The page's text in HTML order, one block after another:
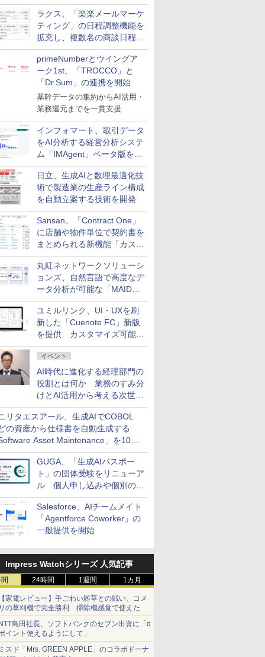
送信防止アドインサービス」
を提供
ラクス、「楽楽メールマーケ
ティング」の日程調整機能を
拡充し、複数名の商談日程調
整を効率化
primeNumberとウイングア
ーク1st、「TROCCO」と
「Dr.Sum」の連携を開始
基幹データの集約からAI活用・
業務還元までを一貫支援
インフォマート、取引データ
をAI分析する経営分析システ
ム「IMAgent」ベータ版を提
供
日立、生成AIと数理最適化技
術で製造業の生産ライン構成
を自動立案する技術を開発
Sansan、「Contract One」
に店舗や物件単位で契約書を
まとめられる新機能「カスタ
ム契約ツリー」を追加
丸紅ネットワークソリューシ
ョンズ、自然言語で高度なデ
ータ分析が可能な「MAIDOA
AI ASSIST」を9月より提供
ユミルリンク、UI・UXを刷
新した「Cuenote FC」新版
を提供 カスタマイズ可能な
ダッシュボード画面を搭載
イベント
AI時代に進化する経理部門の
役割とは何か 業務のすみ分
けとAI活用から考える次世代
ファイナンス戦略
リタエスアール、生成AIでCOBOL
の資産から仕様書を自動生成する
Asset Maintenance」を10月
売
GUGA、「生成AIパスポー
ト」の団体受験をリニューア
ル 個人申し込みや個別の支
払いなどに対応
Salesforce、AIチームメイト
「Agentforce Coworker」の
一般提供を開始
Impress Watchシリーズ 人気記事
24時間 1週間 1カ月
家電レビュー】手ごわい雑草との戦い、コメ
の草刈機で完全勝利 掃除機感覚で使えた
島田社長、ソフトバンクのセブン出資に「d
イント使えるようにして」
スド「Mrs. GREEN APPLE」のコラボドーナ